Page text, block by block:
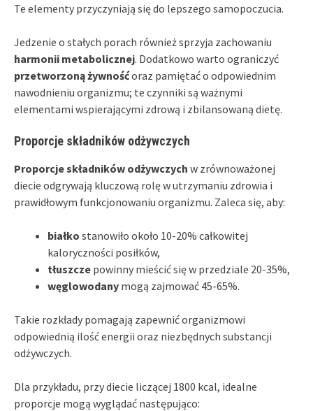
Te elementy przyczyniają się do lepszego samopoczucia.
Jedzenie o stałych porach również sprzyja zachowaniu
harmonii metabolicznej. Dodatkowo warto ograniczyć
przetworzoną żywnośćoraz pamiętać o odpowiednim
nawodnieniu organizmu; te czynniki są ważnymi
elementami wspierającymi zdrową i zbilansowaną dietę.
Proporcje składników odżywczych
Proporcje składników odżywczych w zrównoważonej
diecie odgrywają kluczową rolę w utrzymaniu zdrowia i
prawidłowym funkcjonowaniu organizmu. Zaleca się, aby:
białko stanowiło około 10-20% całkowitej
kaloryczności posiłków,
tłuszcze powinny mieścić się w przedziale 20-35%,
węglowodany mogą zajmować 45-65%.
Takie rozkłady pomagają zapewnić organizmowi
odpowiednią ilość energii oraz niezbędnych substancji
odżywczych.
Dla przykładu, przy diecie liczącej 1800 kcal, idealne
proporcje mogą wyglądać następująco: